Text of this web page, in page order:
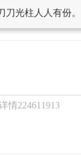
光柱人人有份。
情224611913